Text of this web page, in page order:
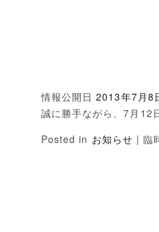
情報公開日 2013年7月8
誠に勝手ながら、7月12
Posted in お知らせ | 臨